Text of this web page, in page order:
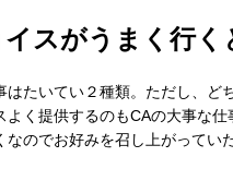
イスがうまく行
はたいてい２種類。ただし、ど
く提供するのもCAの大事な仕
なのでお好みを召し上がってい